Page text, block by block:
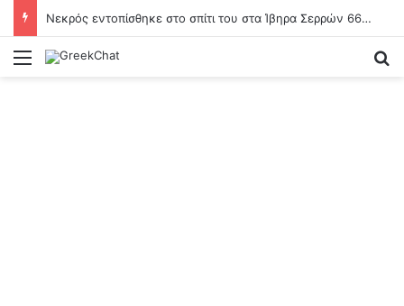
Νεκρός εντοπίσθηκε στο σπίτι του στα Ίβηρα Σερρών 66χρονος – Σε πλήρη ελέλιξη οι έρευνες
Menu